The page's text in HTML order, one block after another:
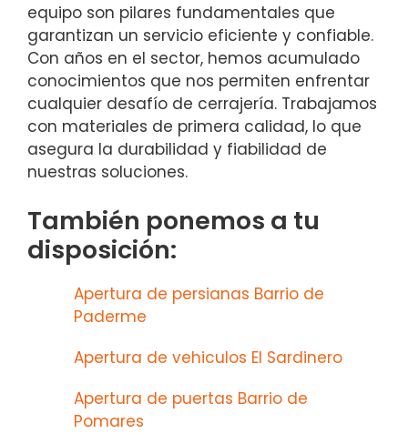
equipo son pilares fundamentales que
garantizan un servicio eficiente y confiable.
Con años en el sector, hemos acumulado
conocimientos que nos permiten enfrentar
cualquier desafío de cerrajería. Trabajamos
con materiales de primera calidad, lo que
asegura la durabilidad y fiabilidad de
nuestras soluciones.
También ponemos a tu
disposición:
Apertura de persianas Barrio de
Paderme
Apertura de vehiculos El Sardinero
Apertura de puertas Barrio de
Pomares